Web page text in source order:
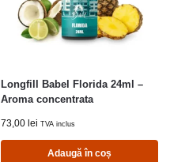
Longfill Babel Florida 24ml –
Aroma concentrata
73,00 lei TVA inclus
Adaugă în coș